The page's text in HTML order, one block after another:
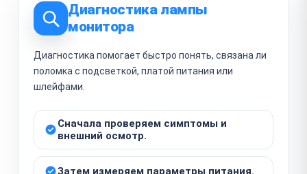
Диагностика лампы
монитора
Диагностика помогает быстро понять, связана ли
поломка с подсветкой, платой питания или
шлейфами.
Сначала проверяем симптомы и
внешний осмотр.
Затем измеряем параметры питания.